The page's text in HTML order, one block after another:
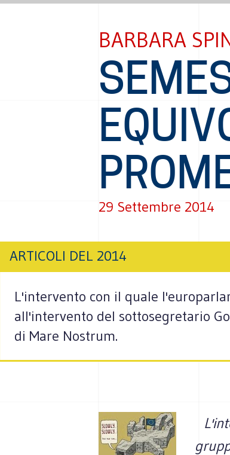
BARBARA
29 Settembre 2014
ARTICOLI DEL 2014
L'intervento con il quale
all'intervento del sottosegretario
di Mare Nostrum.